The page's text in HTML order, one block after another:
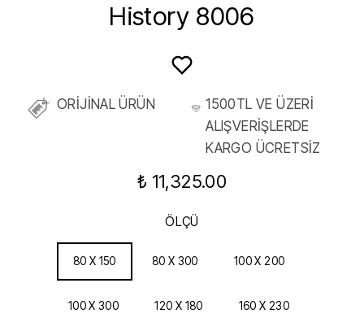
History 8006
ORİJİNAL ÜRÜN
1500TL VE ÜZERİ
ALIŞVERİŞLERDE
KARGO ÜCRETSİZ
₺ 11,325.00
ÖLÇÜ
80 X 150 80 X 300 100 X 200
100 X 300 120 X 180 160 X 230